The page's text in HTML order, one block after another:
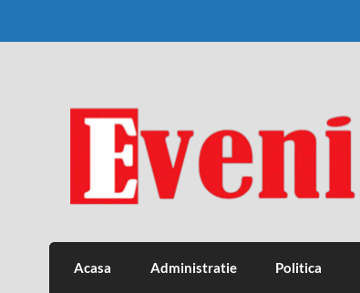
Eveniment Valcean
Acasa Administratie Politica